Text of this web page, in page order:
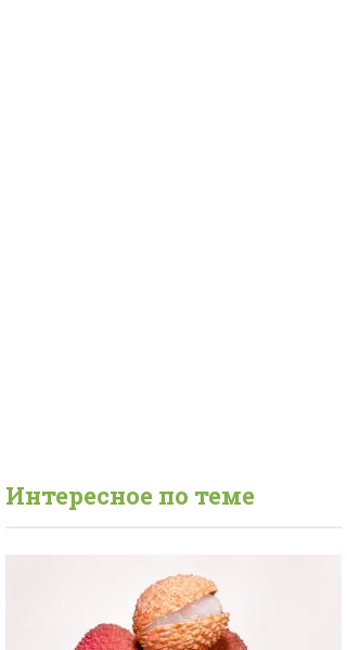
Интересное по теме